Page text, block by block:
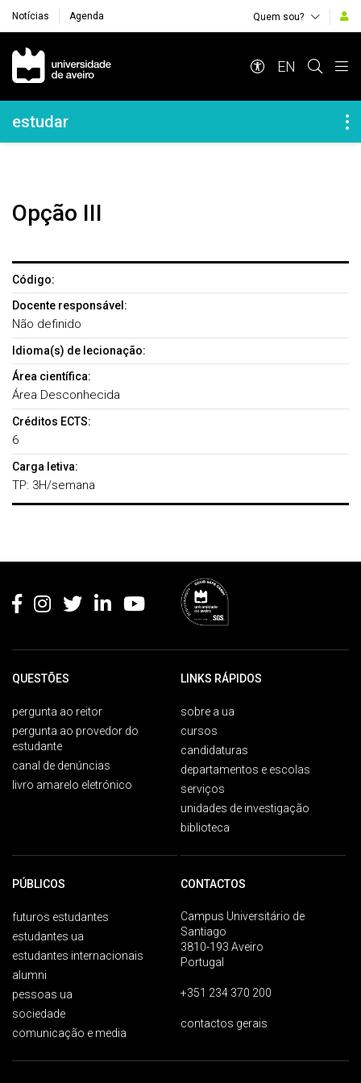
Notícias Agenda Quem sou?
Navegação Principal
EN
Navegação Lateral
estudar
Opção III
Código:
Docente responsável:
Não definido
Idioma(s) de lecionação:
Área científica:
Área Desconhecida
Créditos ECTS:
6
Carga letiva:
TP: 3H/semana
QUESTÕES
pergunta ao reitor
pergunta ao provedor do
estudante
canal de denúncias
livro amarelo eletrónico
LINKS RÁPIDOS
sobre a ua
cursos
candidaturas
departamentos e escolas
serviços
unidades de investigação
biblioteca
PÚBLICOS
futuros estudantes
estudantes ua
estudantes internacionais
alumni
pessoas ua
sociedade
comunicação e media
CONTACTOS
Campus Universitário de
Santiago
3810-193 Aveiro
Portugal
+351 234 370 200
contactos gerais